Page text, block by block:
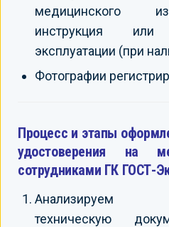
медицинского
инструкция
эксплуатации (при
Фотографии
Процесс и этапы
удостоверения на
сотрудниками ГК ГОСТ-
Анализируем
техническую